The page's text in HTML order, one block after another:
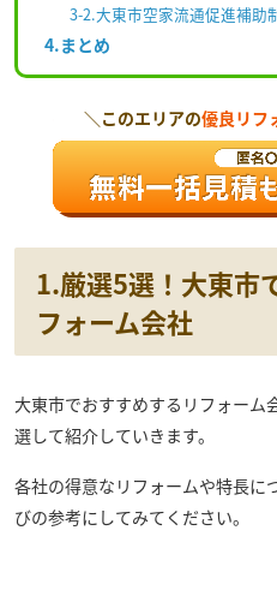
3-2.大東市空家流通促進補助
4.まとめ
＼このエリアの優良リフ
1.厳選5選！大東市
フォーム会社
大東市でおすすめするリフォーム
選して紹介していきます。
各社の得意なリフォームや特長に
びの参考にしてみてください。